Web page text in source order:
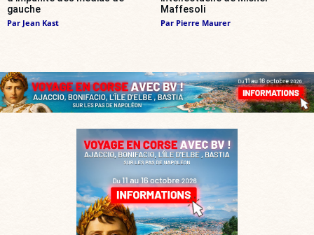
gauche
Par Jean Kast
Maffesoli
Par Pierre Maurer